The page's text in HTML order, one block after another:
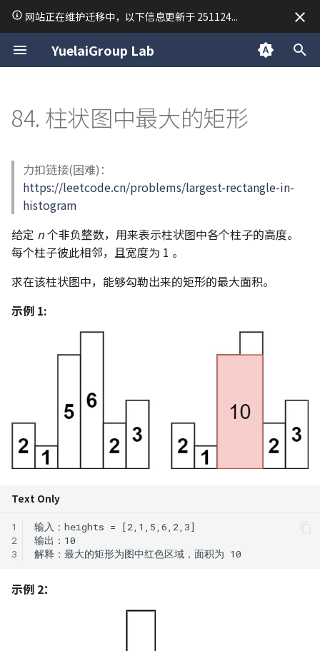
网站正在维护迁移中，以下信息更新于 251124...
YuelaiGroup Lab
正
始
引
擎
关于悦来
Linux 简单配置一台 Ubuntu 开
Vim 学习笔记
Tmux 使用指南
Linux 小手册
Web
后端开发
Python Python 笔记 | print 函数
Python 笔记 | 条件语句
Python 笔记 | 列表 list
Python 笔记 | 使用模块
Python 笔记 | 面向对象
Python 笔记 | 异常处理
C 语言期末考试常用函数
Cpp
基本问题
C++ 笔记 | 第3课 类
C++ 笔记 | Google C++
指南学习 命名约定
C++ 笔记｜类的应用实例
链表封装
Writing Markdown
Mathematics
泰勒级数
Materials Science
VASP 简明教程
第一个和最后一个位置
69. x 的平方根
367. 有效的完全平方数
704. 二分查找
18. 四数之和
26. 删除有序数组中的重复项
283. 移动零
844. 比较含退格的字符串
977. 有序数组的平方
59. 螺旋矩阵 II
项的下标
459. 重复的子字符串
点
160. 相交链表
347. 前 K 个高频元素
209. 长度最小的子数组
904. 水果成篮
后序遍历
101. 对称二叉树
102. 二叉树的层序遍历
106. 从中序与后序遍历序列
110. 平衡二叉树
236. 二叉树的最近公共祖先
257. 二叉树的所有路径
点
513. 找树左下角的值
加树
37. 解数独
40. 组合总和 II
47. 全排列 II
51. N DOUDOU
77. 组合
93. 复原 IP 地址
491. 非递减子序列
53. 最大子数组和
122. 买卖股票的最佳时机 II
134. 加油站
135. 分发糖果
376. 摆动序列
406. 根据身高重建队列
763. 划分字母区间
968. 监控二叉树
1005. K 次取反后最大化的数
70. 爬楼梯
72. 编辑距离
96. 不同的二叉搜索树
115. 不同的子序列
121-123/188. 买卖股票的最
佳时机 I-IV
213. 打家劫舍 II
300. 最长递增子序列
309. 买卖股票的最佳时机含
冷冻期
343. 整数拆分
377. 组合总和 Ⅳ
暴力法O(N^2)
( 2 )
双指针的优化O(N)
O (
单调栈O(N)
O(N
RedisMQ
Rapid Authorization
Day 2
2024
分类 技术
84. 柱状图中最大的矩形
力扣链接(困难)：
https://leetcode.cn/problems/largest-rectangle-in-
histogram
给定 n个非负整数，用来表示柱状图中各个柱子的高度。
每个柱子彼此相邻，且宽度为 1 。
求在该柱状图中，能够勾勒出来的矩形的最大面积。
示例 1:
Text Only
1
2
3
示例 2：